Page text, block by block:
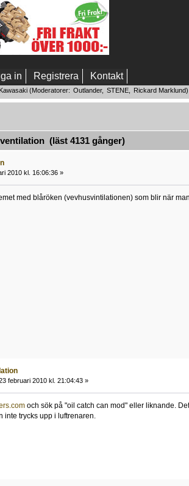
in Registrera Kontakt
Kawasaki(Moderatorer: Outlander, STENE, Rickard Marklund
(läst 4131 gånger)
2010 kl. 16:06:36 »
med blåröken (vevhusvintilationen) som blir när
februari 2010 kl. 21:04:43 »
och sök på "oil catch can mod" eller liknande.
inte trycks upp i luftrenaren.